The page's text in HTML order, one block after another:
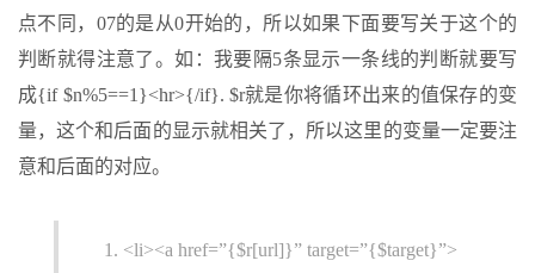
点不同，07的是从0开始的，所以如果下面要写关于这个的
判断就得注意了。如：我要隔5条显示一条线的判断就要写
成{if $n%5==1}<hr>{/if}. $r就是你将循环出来的值保存的变
量，这个和后面的显示就相关了，所以这里的变量一定要注
意和后面的对应。
<li><a href=”{$r[url]}” target=”{$target}”>